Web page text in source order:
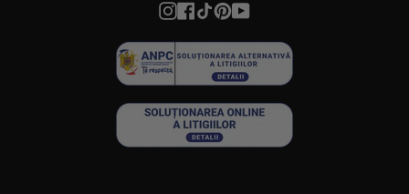
Instagram
Facebook
TikTokPinterest
YouTube